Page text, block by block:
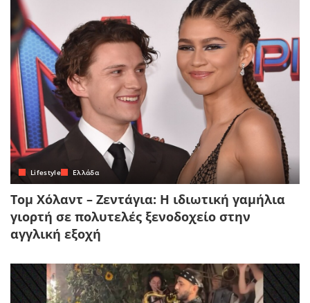
Lifestyle Ελλάδα
Τομ Χόλαντ – Ζεντάγια: Η ιδιωτική γαμήλια
γιορτή σε πολυτελές ξενοδοχείο στην
αγγλική εξοχή